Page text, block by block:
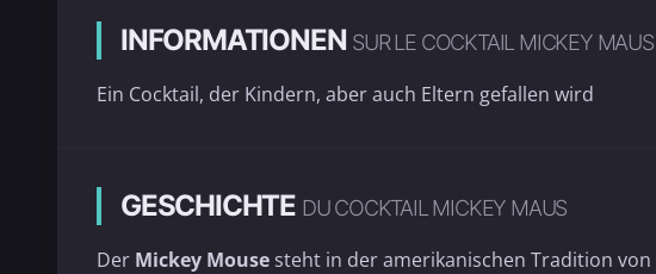
INFORMATIONEN SUR LE COCKTAIL MICKEY MAUS
Ein Cocktail, der Kindern, aber auch Eltern gefallen wird
GESCHICHTE DU COCKTAIL MICKEY MAUS
Der Mickey Mouse steht in der amerikanischen Tradition von